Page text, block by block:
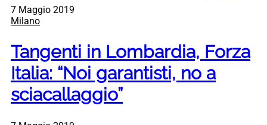
7 Maggio 2019
Milano
Tangenti in Lombardia, Forza
Italia: “Noi garantisti, no a
sciacallaggio”